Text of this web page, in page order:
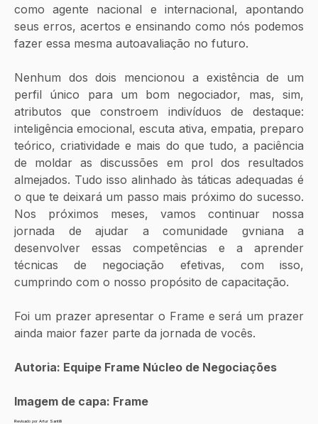
como agente nacional e internacional, apontando
seus erros, acertos e ensinando como nós podemos
fazer essa mesma autoavaliação no futuro.
Nenhum dos dois mencionou a existência de um
perfil único para um bom negociador, mas, sim,
atributos que constroem indivíduos de destaque:
inteligência emocional, escuta ativa, empatia, preparo
teórico, criatividade e mais do que tudo, a paciência
de moldar as discussões em prol dos resultados
almejados. Tudo isso alinhado às táticas adequadas é
o que te deixará um passo mais próximo do sucesso.
Nos próximos meses, vamos continuar nossa
jornada de ajudar a comunidade gvniana a
desenvolver essas competências e a aprender
técnicas de negociação efetivas, com isso,
cumprindo com o nosso propósito de capacitação.
Foi um prazer apresentar o Frame e será um prazer
ainda maior fazer parte da jornada de vocês.
Autoria: Equipe Frame Núcleo de Negociações
Imagem de capa: Frame
Revisado por Artur Santilli